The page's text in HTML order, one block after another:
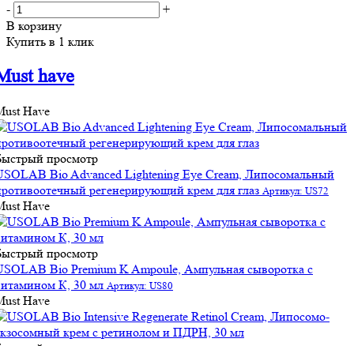
-
+
В корзину
Купить в 1 клик
have
Have
просмотр
Bio Advanced Lightening Eye Cream, Липосомальный
регенерирующий крем для глаз Артикул: US72
Have
просмотр
Bio Premium K Ampoule, Ампульная сыворотка с
К, 30 мл Артикул: US80
Have